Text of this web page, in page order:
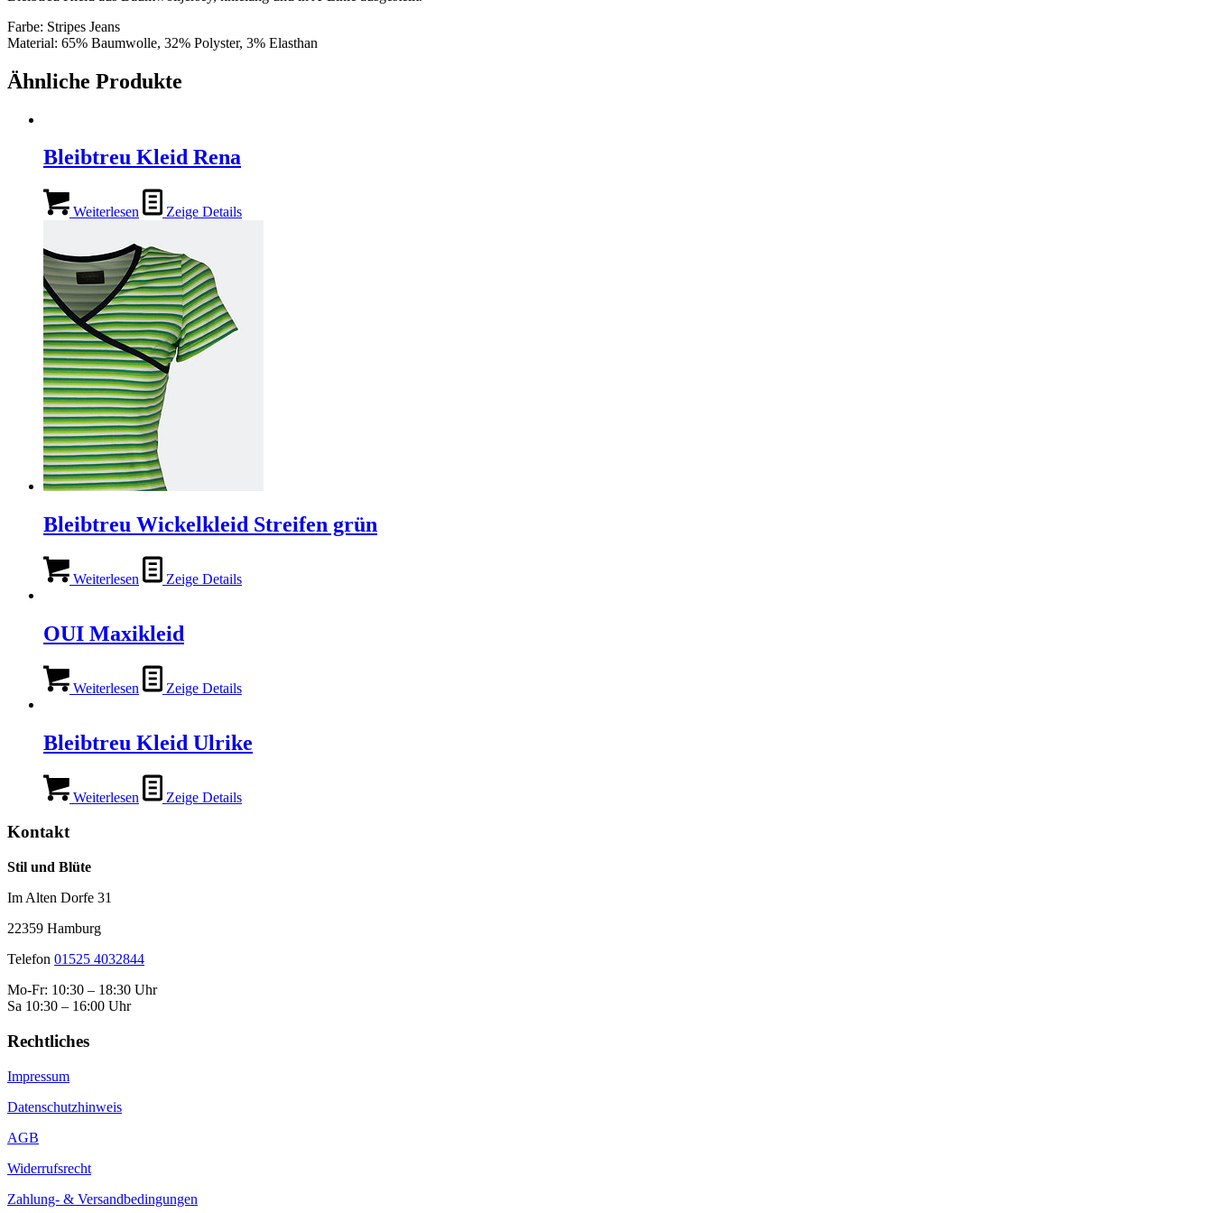
Farbe: Stripes Jeans
Material: 65% Baumwolle, 32% Polyster, 3% Elasthan
Ähnliche Produkte
Bleibtreu Kleid Rena
Weiterlesen Zeige Details
Bleibtreu Wickelkleid Streifen grün
Weiterlesen Zeige Details
OUI Maxikleid
Weiterlesen Zeige Details
Bleibtreu Kleid Ulrike
Weiterlesen Zeige Details
Kontakt
Stil und Blüte
Im Alten Dorfe 31
22359 Hamburg
Telefon 01525 4032844
Mo-Fr: 10:30 – 18:30 Uhr
Sa 10:30 – 16:00 Uhr
Rechtliches
Impressum
Datenschutzhinweis
AGB
Widerrufsrecht
Zahlung- & Versandbedingungen